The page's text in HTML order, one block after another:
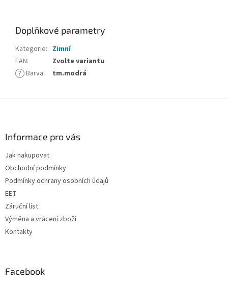
Doplňkové parametry
Kategorie: Zimní
EAN:
Zvolte variantu
? Barva: tm.modrá
Informace pro vás
Jak nakupovat
Obchodní podmínky
Podmínky ochrany osobních údajů
EET
Záruční list
Výměna a vrácení zboží
Kontakty
Facebook